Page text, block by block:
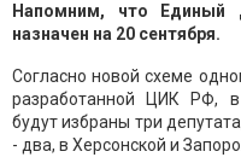
Напомним, что Единый
назначен на 20 сентября.
Согласно новой схеме
разработанной ЦИК РФ,
будут избраны три
- два, в Херсонской и